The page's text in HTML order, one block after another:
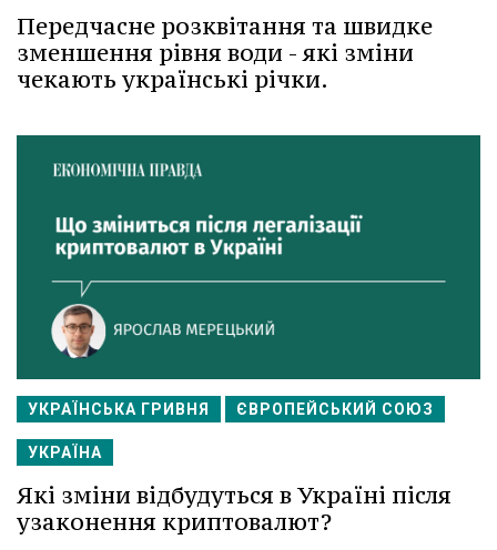
Передчасне розквітання та швидке
зменшення рівня води - які зміни
чекають українські річки.
УКРАЇНСЬКА ГРИВНЯ ЄВРОПЕЙСЬКИЙ СОЮЗ
УКРАЇНА
Які зміни відбудуться в Україні після
узаконення криптовалют?